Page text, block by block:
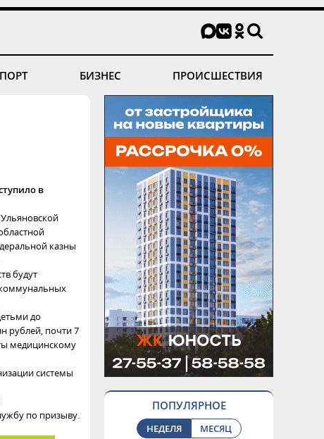
БИЗНЕС ПРОИСШЕСТВИЯ
в
казны
будут
до
рублей, почти 7
медицинскому
системы
по призыву.
ПОПУЛЯРНОЕ
НЕДЕЛЯ МЕСЯЦ